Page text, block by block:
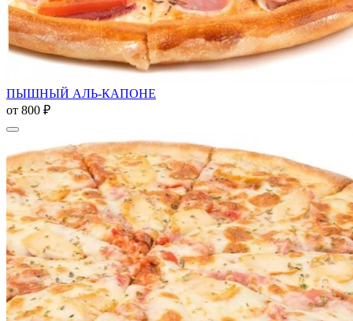
ПЫШНЫЙ АЛЬ-КАПОНЕ
от 800 ₽